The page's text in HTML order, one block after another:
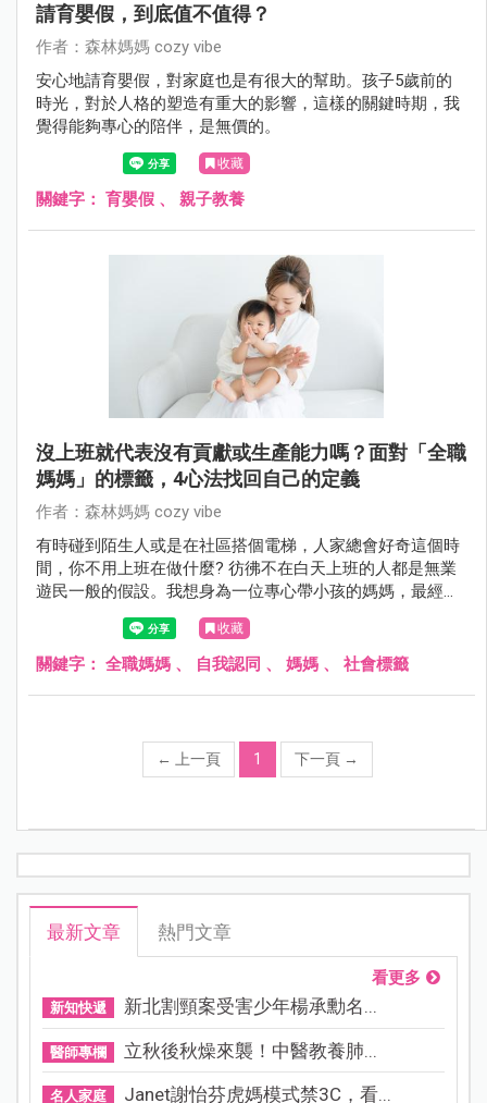
請育嬰假，到底值不值得？
作者：森林媽媽 cozy vibe
安心地請育嬰假，對家庭也是有很大的幫助。孩子5歲前的
時光，對於人格的塑造有重大的影響，這樣的關鍵時期，我
覺得能夠專心的陪伴，是無價的。
收藏
關鍵字： 育嬰假 、 親子教養
沒上班就代表沒有貢獻或生產能力嗎？面對「全職
媽媽」的標籤，4心法找回自己的定義
作者：森林媽媽 cozy vibe
有時碰到陌生人或是在社區搭個電梯，人家總會好奇這個時
間，你不用上班在做什麼? 彷彿不在白天上班的人都是無業
遊民一般的假設。我想身為一位專心帶小孩的媽媽，最經常
為了這種事情感到稍微自卑跟糾結。其實，這些標籤跟名稱
都只是過眼雲煙，不需要看得這麼認真。
收藏
關鍵字： 全職媽媽 、 自我認同 、 媽媽 、 社會標籤
← 上一頁 1 下一頁 →
最新文章 熱門文章
看更多
新知快遞 新北割頸案受害少年楊承勳名...
醫師專欄 立秋後秋燥來襲！中醫教養肺...
名人家庭 Janet謝怡芬虎媽模式禁3C，看...